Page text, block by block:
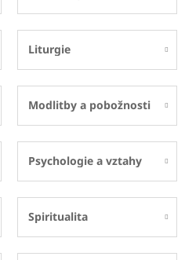
Liturgie
Modlitby a pobožnosti
Psychologie a vztahy
Spiritualita